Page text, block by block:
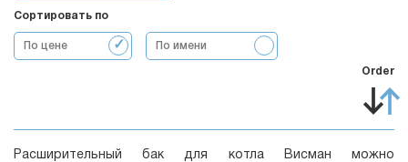
Сортировать по
По цене По имени
Order
Расширительный бак для котла Висман можно